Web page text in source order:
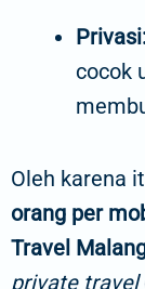
cocok
Oleh karena
orang per
Travel
private travel